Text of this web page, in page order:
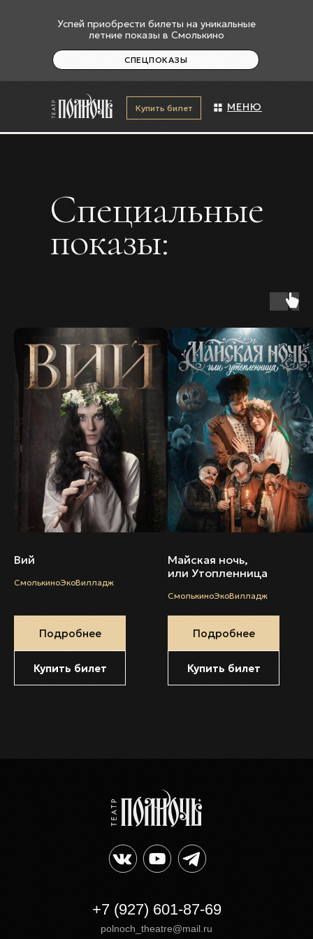
СПЕЦПОКАЗЫ
Успей приобрести билеты на уникальные
летние показы в Смолькино
МЕНЮ
Купить билет
Специальные
показы:
Вий
СмолькиноЭкоВилладж
Подробнее
Купить билет
Майская ночь,
или Утопленница
СмолькиноЭкоВилладж
Подробнее
Купить билет
+7 (927) 601-87-69
polnoch_theatre@mail.ru